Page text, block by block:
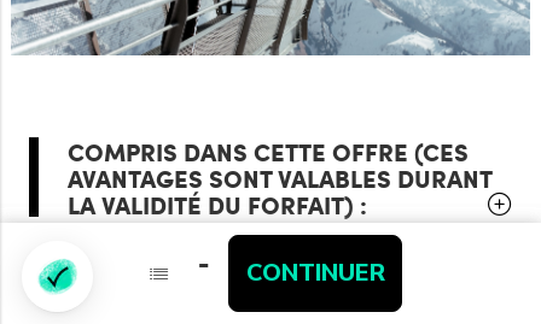
- CONTINUER
COMPRIS DANS CETTE OFFRE (CES
AVANTAGES SONT VALABLES DURANT
LA VALIDITÉ DU FORFAIT) :
-
CONTINUER